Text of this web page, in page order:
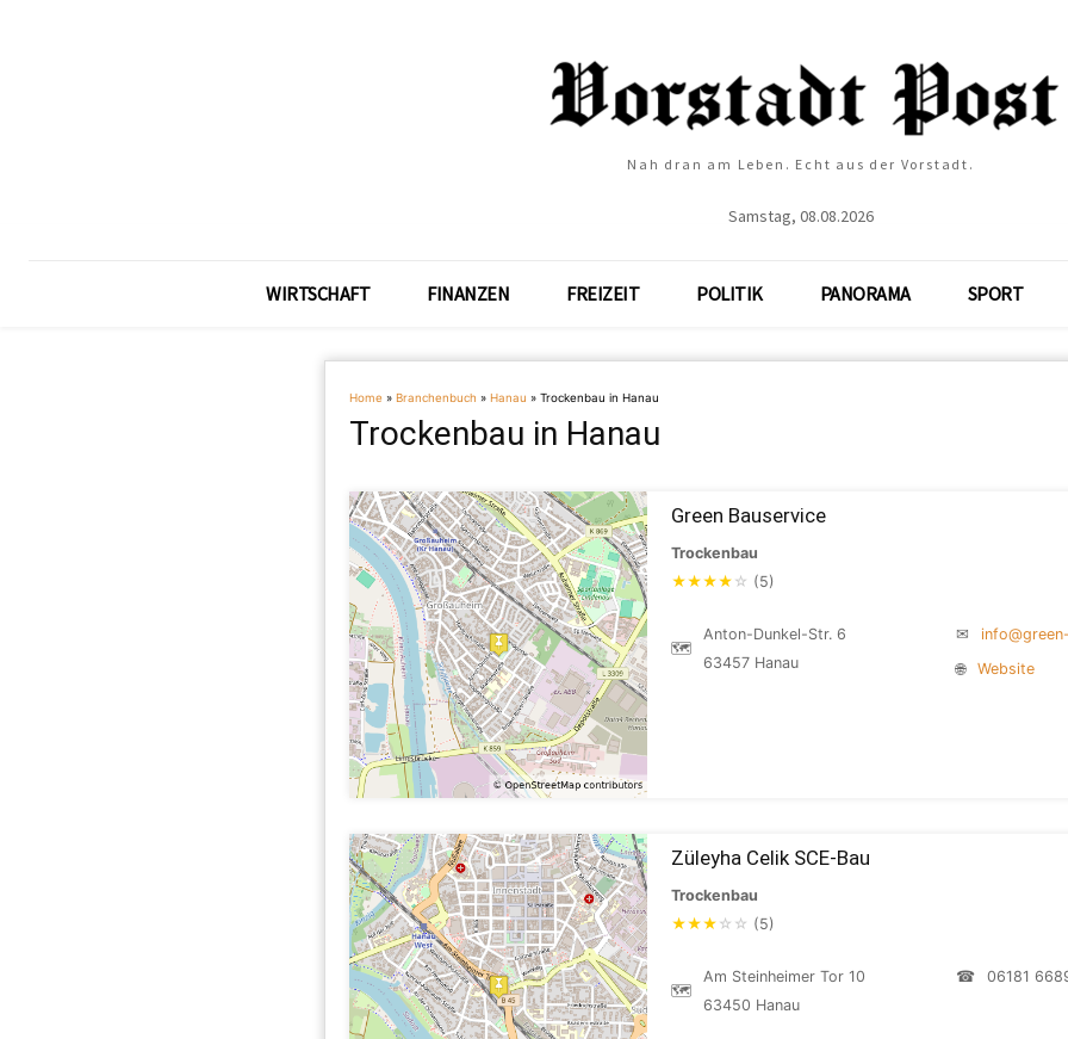
Nah dran am Leben. Echt aus der Vorstadt.
Samstag, 08.08.2026
WIRTSCHAFT FINANZEN FREIZEIT POLITIK PANORAMA SPORT
Home » Branchenbuch » Hanau » Trockenbau in Hanau
Trockenbau in Hanau
Green Bauservice
Trockenbau
★★★★ ☆ (5)
🗺
Anton-Dunkel-Str. 6
63457 Hanau
✉
🌐
Website
Züleyha Celik SCE-Bau
Trockenbau
★★★ ☆ ☆ (5)
🗺
Am Steinheimer Tor 10
63450 Hanau
☎ 06181